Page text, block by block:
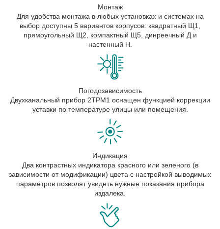
Монтаж
Для удобства монтажа в любых установках и системах на
выбор доступны 5 вариантов корпусов: квадратный Щ1,
прямоугольный Щ2, компактный Щ5, динреечный Д и
настенный Н.
Погодозависимость
Двухканальный прибор 2ТРМ1 оснащен функцией коррекции
уставки по температуре улицы или помещения.
Индикация
Два контрастных индикатора красного или зеленого (в
зависимости от модификации) цвета с настройкой выводимых
параметров позволят увидеть нужные показания прибора
издалека.